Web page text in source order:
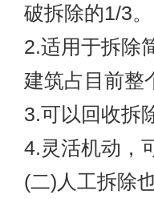
破拆除的1/3。
2.适用于拆除
建筑占目前整
3.可以回收拆
4.灵活机动，
(二)人工拆除